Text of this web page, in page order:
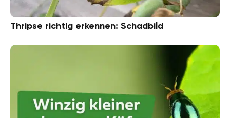
Thripse richtig erkennen: Schadbild